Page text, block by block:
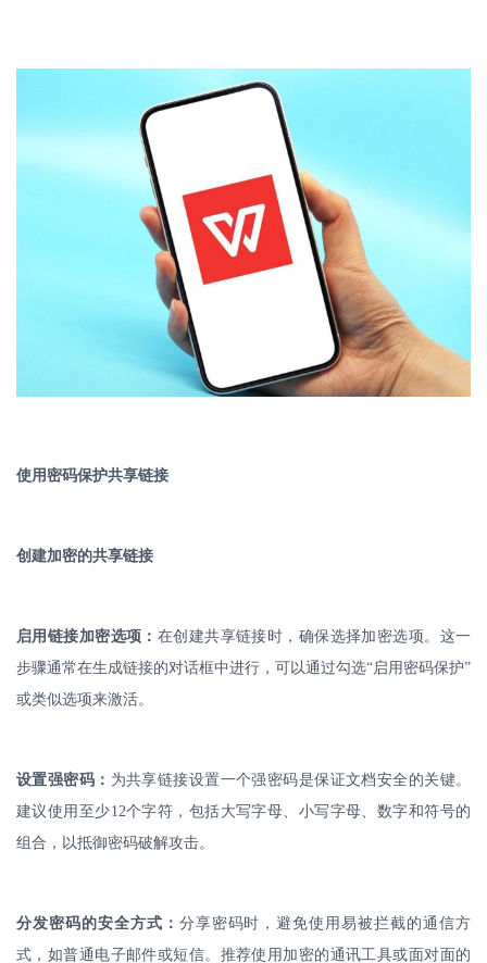
使用密码保护共享链接
创建加密的共享链接
启用链接加密选项： 在创建共享链接时，确保选择加密选项。这一
步骤通常在生成链接的对话框中进行，可以通过勾选“启用密码保护”
或类似选项来激活。
设置强密码： 为共享链接设置一个强密码是保证文档安全的关键。
建议使用至少12个字符，包括大写字母、小写字母、数字和符号的
组合，以抵御密码破解攻击。
分发密码的安全方式： 分享密码时，避免使用易被拦截的通信方
式，如普通电子邮件或短信。推荐使用加密的通讯工具或面对面的